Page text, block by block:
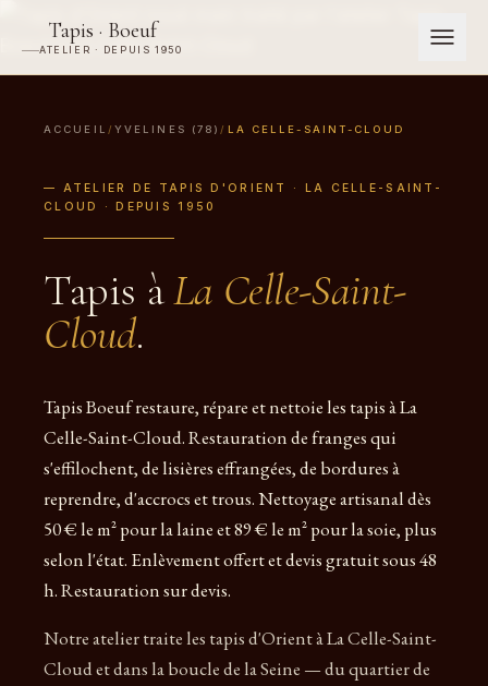
Tapis · Boeuf
ATELIER · DEPUIS 1950
ACCUEIL / YVELINES (78) / LA CELLE-SAINT-CLOUD
— ATELIER DE TAPIS D'ORIENT · LA CELLE-SAINT-
CLOUD · DEPUIS 1950
Tapis àLa Celle-Saint-
Cloud.
Tapis Boeuf restaure, répare et nettoie les tapis à La
Celle-Saint-Cloud. Restauration de franges qui
s'effilochent, de lisières effrangées, de bordures à
reprendre, d'accrocs et trous. Nettoyage artisanal dès
50 € le m² pour la laine et 89 € le m² pour la soie, plus
selon l'état. Enlèvement offert et devis gratuit sous 48
h. Restauration sur devis.
Notre atelier traite les tapis d'Orient à La Celle-Saint-
Cloud et dans la boucle de la Seine — du quartier de